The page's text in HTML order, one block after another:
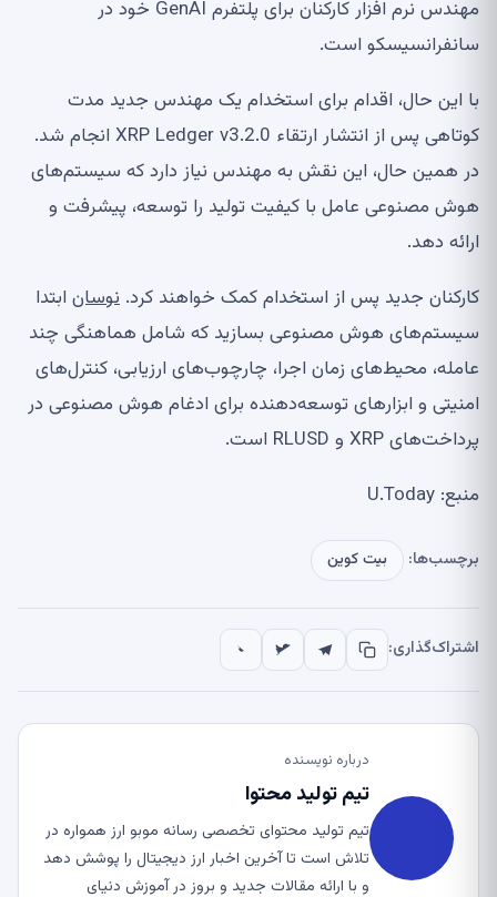
مهندس نرم افزار کارکنان برای پلتفرم GenAI خود در
سانفرانسیسکو است.
با این حال، اقدام برای استخدام یک مهندس جدید مدت
کوتاهی پس از انتشار ارتقاء XRP Ledger v3.2.0 انجام شد.
در همین حال، این نقش به مهندس نیاز دارد که سیستم‌های
هوش مصنوعی عامل با کیفیت تولید را توسعه، پیشرفت و
ارائه دهد.
کارکنان جدید پس از استخدام کمک خواهند کرد. نوسان ابتدا
سیستم‌های هوش مصنوعی بسازید که شامل هماهنگی چند
عامله، محیط‌های زمان اجرا، چارچوب‌های ارزیابی، کنترل‌های
امنیتی و ابزارهای توسعه‌دهنده برای ادغام هوش مصنوعی در
پرداخت‌های XRP و RLUSD است.
منبع: U.Today
برچسب‌ها: بیت کوین
اشتراک‌گذاری:
درباره نویسنده
تیم تولید محتوا
تیم تولید محتوای تخصصی رسانه موبو ارز همواره در
تلاش است تا آخرین اخبار ارز دیجیتال را پوشش دهد
و با ارائه مقالات جدید و بروز در آموزش دنیای